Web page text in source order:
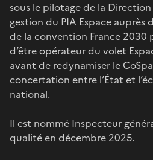
sous le pilotage de la Direction
gestion du PIA Espace auprès
de la convention France 2030
d’être opérateur du volet
avant de redynamiser le
concertation entre l’État et
national.
Il est nommé Inspecteur
qualité en décembre 2025.